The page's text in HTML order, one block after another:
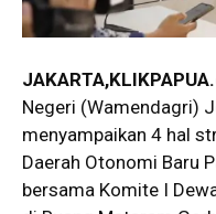
Negeri (Wamendagri)
menyampaikan 4 hal
Daerah Otonomi Baru
bersama Komite I